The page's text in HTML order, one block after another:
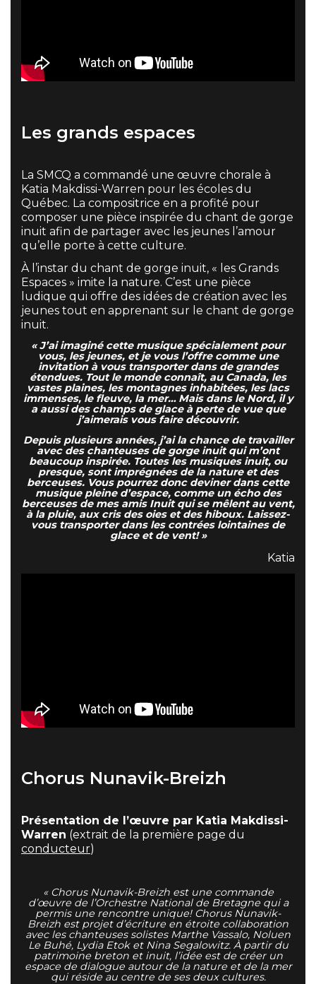
Les grands espaces
La SMCQ a commandé une œuvre chorale à
Katia Makdissi-Warren pour les écoles du
Québec. La compositrice en a profité pour
composer une pièce inspirée du chant de gorge
inuit afin de partager avec les jeunes l’amour
qu’elle porte à cette culture.
À l’instar du chant de gorge inuit, « les Grands
Espaces » imite la nature. C’est une pièce
ludique qui offre des idées de création avec les
jeunes tout en apprenant sur le chant de gorge
inuit.
« J’ai imaginé cette musique spécialement pour
vous, les jeunes, et je vous l’offre comme une
invitation à vous transporter dans de grandes
étendues. Tout le monde connaît, au Canada, les
vastes plaines, les montagnes inhabitées, les lacs
immenses, le fleuve, la mer… Mais dans le Nord, il y
a aussi des champs de glace à perte de vue que
j’aimerais vous faire découvrir.
Depuis plusieurs années, j’ai la chance de travailler
avec des chanteuses de gorge inuit qui m’ont
beaucoup inspirée. Toutes les musiques inuit, ou
presque, sont imprégnées de la nature et des
berceuses. Vous pourrez donc deviner dans cette
musique pleine d’espace, comme un écho des
berceuses de mes amis Inuit qui se mêlent au vent,
à la pluie, aux cris des oies et des hiboux. Laissez-
vous transporter dans les contrées lointaines de
glace et de vent! »
Katia
Chorus Nunavik-Breizh
Présentation de l’œuvre par Katia Makdissi-
Warren (extrait de la première page du
conducteur)
« Chorus Nunavik-Breizh est une commande
d’œuvre de l’Orchestre National de Bretagne qui a
permis une rencontre unique! Chorus Nunavik-
Breizh est projet d’écriture en étroite collaboration
avec les chanteuses solistes Marthe Vassalo, Noluen
Le Buhé, Lydia Etok et Nina Segalowitz. À partir du
patrimoine breton et inuit, l’idée est de créer un
espace de dialogue autour de la nature et de la mer
qui réside au centre de ses deux cultures.